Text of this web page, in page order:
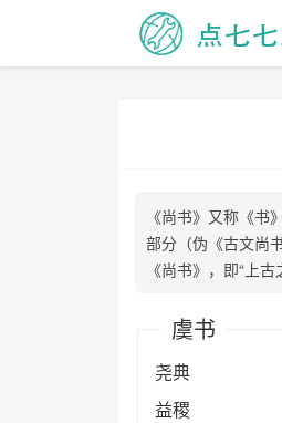
《尚书》又称《书
部分（伪《古文尚
《尚书》，即“上
虞书
尧典
益稷